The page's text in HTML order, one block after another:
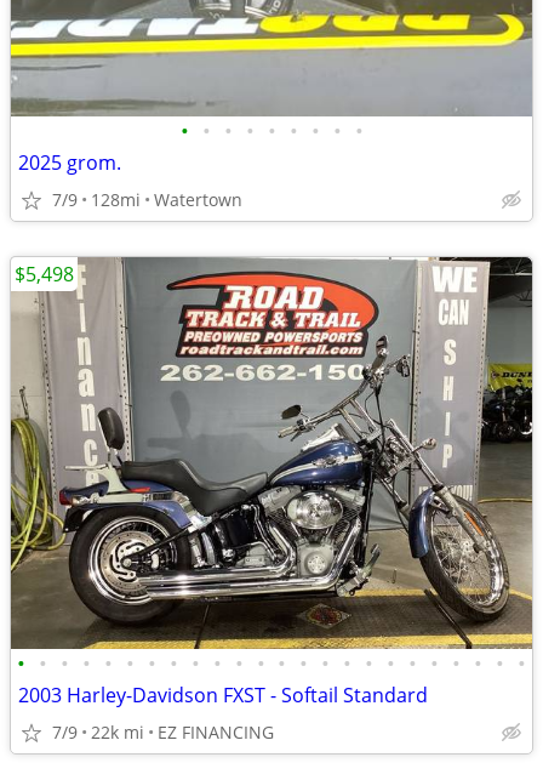
• • • • • • • • •
2025 grom.
7/9 128mi Watertown
• • • • • • • • • • • • • • • • • • • • • • • •
2003 Harley-Davidson FXST - Softail Standard
7/9 22k mi EZ FINANCING
$5,498